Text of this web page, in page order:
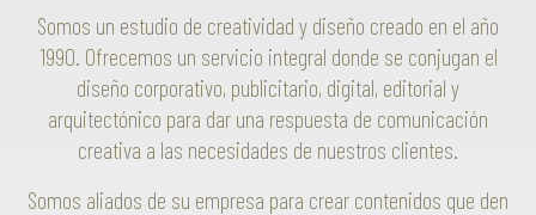
Somos un estudio de creatividad y diseño creado en el año
1990. Ofrecemos un servicio integral donde se conjugan el
diseño corporativo, publicitario, digital, editorial y
arquitectónico para dar una respuesta de comunicación
creativa a las necesidades de nuestros clientes.
Somos aliados de su empresa para crear contenidos que den